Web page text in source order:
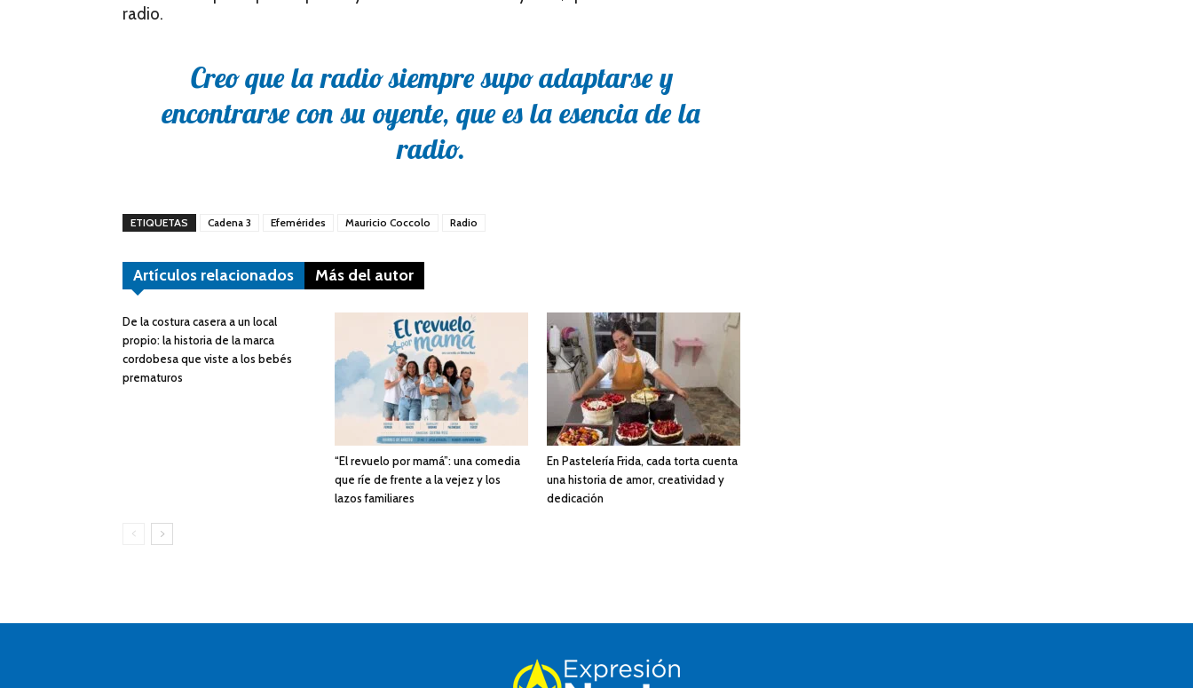
radio.
Creo que la radio siempre supo adaptarse y
encontrarse con su oyente, que es la esencia de la
radio.
ETIQUETAS Cadena 3 Efemérides Mauricio Coccolo Radio
Artículos relacionados Más del autor
De la costura casera a un local
propio: la historia de la marca
cordobesa que viste a los bebés
prematuros
“El revuelo por mamá”: una comedia
que ríe de frente a la vejez y los
lazos familiares
En Pastelería Frida, cada torta cuenta
una historia de amor, creatividad y
dedicación